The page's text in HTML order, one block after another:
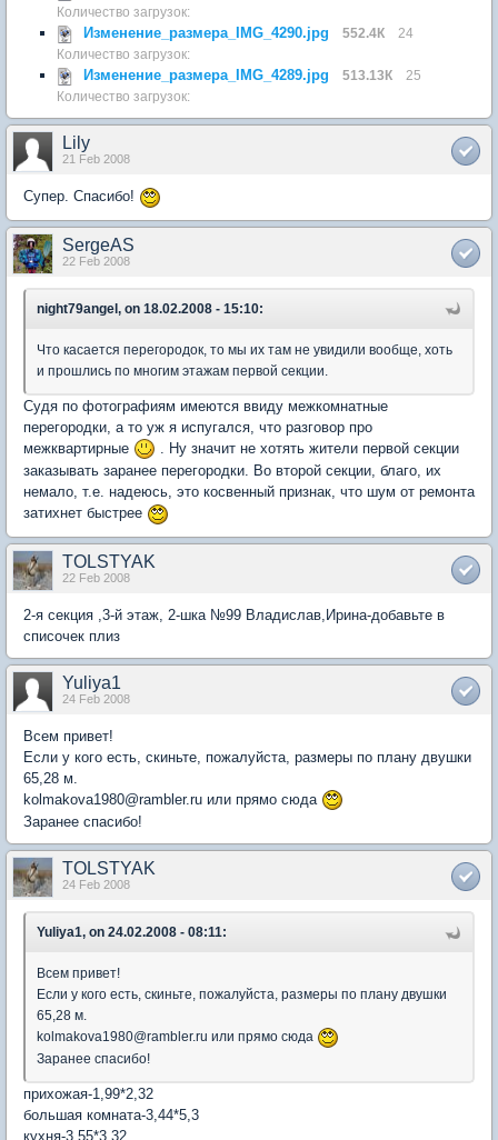
Количество загрузок:
Изменение_размера_IMG_4290.jpg 552.4К
24
Количество загрузок:
Изменение_размера_IMG_4289.jpg 513.13К
25
Количество загрузок:
Lily
21 Feb 2008
Супер. Спасибо!
SergeAS
22 Feb 2008
night79angel, on 18.02.2008 - 15:10:
Что касается перегородок, то мы их там не увидили вообще, хоть
и прошлись по многим этажам первой секции.
Судя по фотографиям имеются ввиду межкомнатные
перегородки, а то уж я испугался, что разговор про
межквартирные
. Ну значит не хотять жители первой секции
заказывать заранее перегородки. Во второй секции, благо, их
немало, т.е. надеюсь, это косвенный признак, что шум от ремонта
затихнет быстрее
TOLSTYAK
22 Feb 2008
2-я секция ,3-й этаж, 2-шка №99 Владислав,Ирина-добавьте в
списочек плиз
Yuliya1
24 Feb 2008
Всем привет!
Если у кого есть, скиньте, пожалуйста, размеры по плану двушки
65,28 м.
kolmakova1980@rambler.ru или прямо сюда
Заранее спасибо!
TOLSTYAK
24 Feb 2008
Yuliya1, on 24.02.2008 - 08:11:
Всем привет!
Если у кого есть, скиньте, пожалуйста, размеры по плану двушки
65,28 м.
kolmakova1980@rambler.ru или прямо сюда
Заранее спасибо!
прихожая-1,99*2,32
большая комната-3,44*5,3
кухня-3,55*3,32